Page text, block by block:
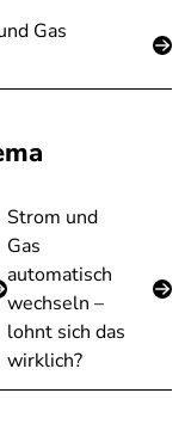
Gas
Strom und
Gas
automatisch
wechseln –
lohnt sich das
wirklich?